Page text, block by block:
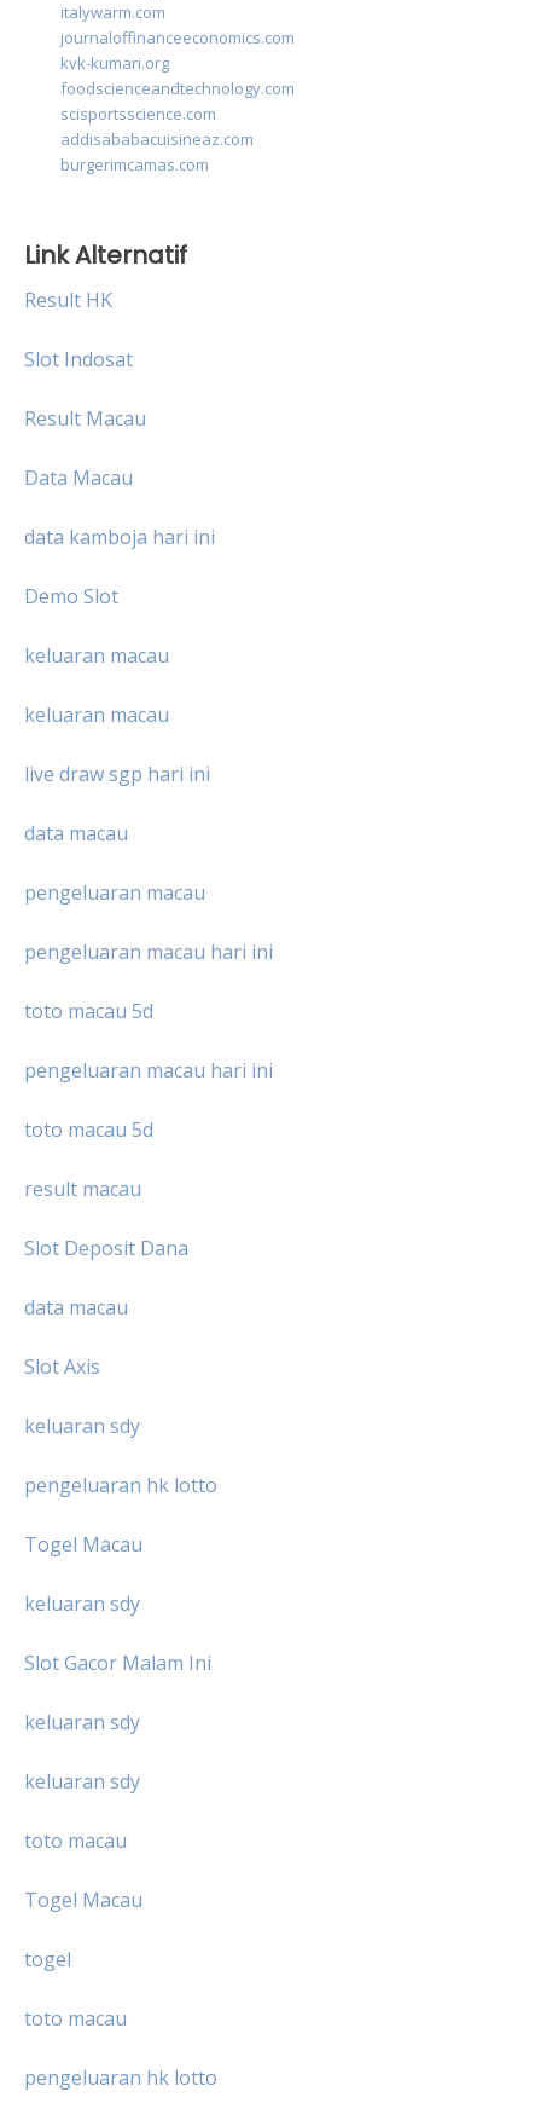
italywarm.com
journaloffinanceeconomics.com
kvk-kumari.org
foodscienceandtechnology.com
scisportsscience.com
addisababacuisineaz.com
burgerimcamas.com
Link Alternatif
Result HK
Slot Indosat
Result Macau
Data Macau
data kamboja hari ini
Demo Slot
keluaran macau
keluaran macau
live draw sgp hari ini
data macau
pengeluaran macau
pengeluaran macau hari ini
toto macau 5d
pengeluaran macau hari ini
toto macau 5d
result macau
Slot Deposit Dana
data macau
Slot Axis
keluaran sdy
pengeluaran hk lotto
Togel Macau
keluaran sdy
Slot Gacor Malam Ini
keluaran sdy
keluaran sdy
toto macau
Togel Macau
togel
toto macau
pengeluaran hk lotto